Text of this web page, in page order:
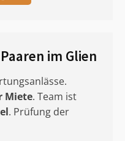
Paaren im Glien
Miete. Team ist
. Prüfung der